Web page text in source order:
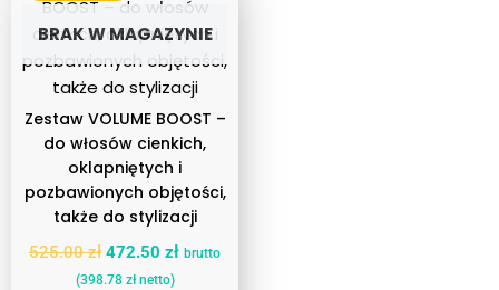
BRAK W MAGAZYNIE
Zestaw VOLUME BOOST –
do włosów cienkich,
oklapniętych i
pozbawionych objętości,
także do stylizacji
525.00zł 472.50 zł brutto
(398.78 złnetto)